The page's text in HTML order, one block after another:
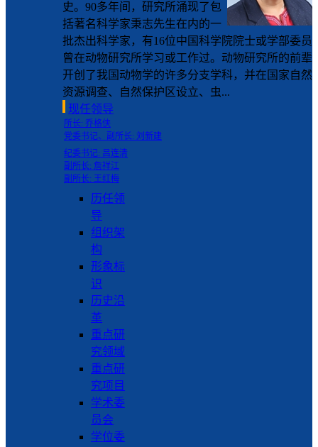
史。90多年间，研究所涌现了包
括著名科学家秉志先生在内的一
批杰出科学家，有16位中国科学院院士或学部委员
曾在动物研究所学习或工作过。动物研究所的前辈
开创了我国动物学的许多分支学科，并在国家自然
资源调查、自然保护区设立、虫...
现任领导
所长: 乔格侠
党委书记、副所长: 刘新建
纪委书记: 吕连清
副所长: 詹祥江
副所长: 王红梅
历任领
导
组织架
构
形象标
识
历史沿
革
重点研
究领域
重点研
究项目
学术委
员会
学位委